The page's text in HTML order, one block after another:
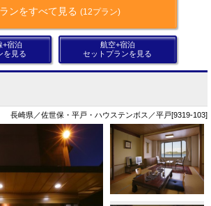
ンをすべて見る (12プラン)
+宿泊
を見る
航空+宿泊
セットプランを見る
長崎県／佐世保・平戸・ハウステンボス／平戸[9319-103]